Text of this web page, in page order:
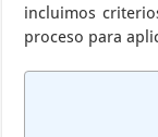
incluimos
proceso para